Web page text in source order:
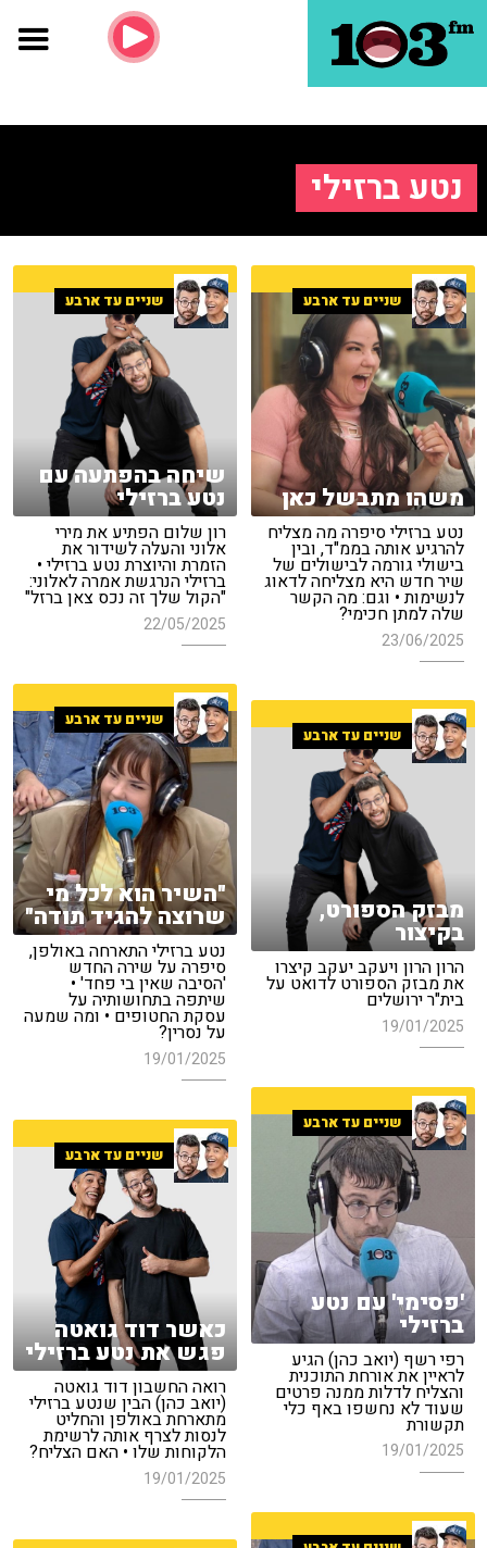
נטע ברזילי
שניים עד ארבע
משהו מתבשל כאן
נטע ברזילי סיפרה מה מצליח
להרגיע אותה בממ"ד, ובין
בישולי גורמה לבישולים של
שיר חדש היא מצליחה לדאוג
לנשימות • וגם: מה הקשר
שלה למתן חכימי?
23/06/2025
שניים עד ארבע
שיחה בהפתעה עם
נטע ברזילי
רון שלום הפתיע את מירי
אלוני והעלה לשידור את
הזמרת והיוצרת נטע ברזילי •
ברזילי הנרגשת אמרה לאלוני:
"הקול שלך זה נכס צאן ברזל"
22/05/2025
שניים עד ארבע
"השיר הוא לכל מי
שרוצה להגיד תודה"
נטע ברזילי התארחה באולפן,
סיפרה על שירה החדש
'הסיבה שאין בי פחד' •
שיתפה בתחושותיה על
עסקת החטופים • ומה שמעה
על נסרין?
19/01/2025
שניים עד ארבע
מבזק הספורט,
בקיצור
הרון הרון ויעקב יעקב קיצרו
את מבזק הספורט לדואט על
בית"ר ירושלים
19/01/2025
שניים עד ארבע
'פסימי' עם נטע
ברזילי
רפי רשף (יואב כהן) הגיע
לראיין את אורחת התוכנית
והצליח לדלות ממנה פרטים
שעוד לא נחשפו באף כלי
תקשורת
19/01/2025
שניים עד ארבע
כאשר דוד גואטה
פגש את נטע ברזילי
רואה החשבון דוד גואטה
(יואב כהן) הבין שנטע ברזילי
מתארחת באולפן והחליט
לנסות לצרף אותה לרשימת
הלקוחות שלו • האם הצליח?
19/01/2025